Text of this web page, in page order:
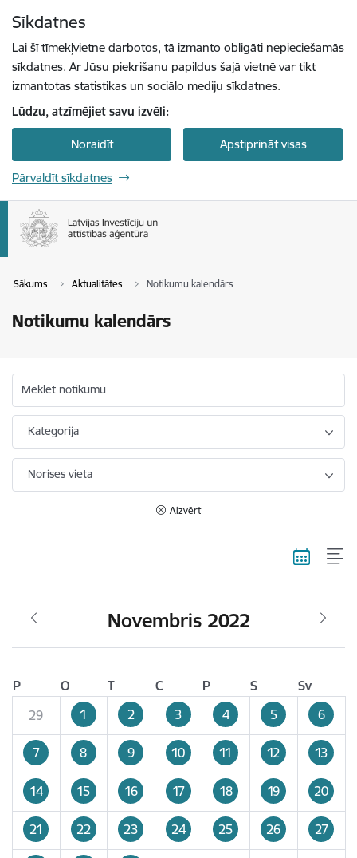
Sīkdatnes
Lai šī tīmekļvietne darbotos, tā izmanto obligāti nepieciešamās
sīkdatnes. Ar Jūsu piekrišanu papildus šajā vietnē var tikt
izmantotas statistikas un sociālo mediju sīkdatnes.
Lūdzu, atzīmējiet savu izvēli:
Noraidīt Apstiprināt visas
Pārvaldīt sīkdatnes
Sākums Aktualitātes Notikumu kalendārs
Notikumu kalendārs
Meklēt notikumu
Kategorija
Norises vieta
Aizvērt
Novembris 2022
P O T C P S
Sv
29
1 2 3 4 5 6
7 8 9 10 11 12 13
14 15 16 17 18 19 20
21 22 23 24 25 26 27